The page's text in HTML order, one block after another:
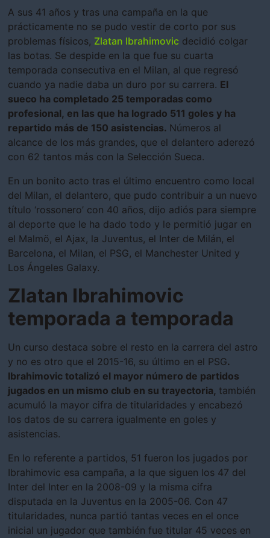
A sus 41 años y tras una campaña en la que
prácticamente no se pudo vestir de corto por sus
problemas físicos, Zlatan Ibrahimovic decidió colgar
las botas. Se despide en la que fue su cuarta
temporada consecutiva en el Milan, al que regresó
cuando ya nadie daba un duro por su carrera. El
sueco ha completado 25 temporadas como
profesional, en las que ha logrado 511 goles y ha
repartido más de 150 asistencias. Números al
alcance de los más grandes, que el delantero aderezó
con 62 tantos más con la Selección Sueca.
En un bonito acto tras el último encuentro como local
del Milan, el delantero, que pudo contribuir a un nuevo
título ‘rossonero’ con 40 años, dijo adiós para siempre
al deporte que le ha dado todo y le permitió jugar en
el Malmö, el Ajax, la Juventus, el Inter de Milán, el
Barcelona, el Milan, el PSG, el Manchester United y
Los Ángeles Galaxy.
Zlatan Ibrahimovic
temporada a temporada
Un curso destaca sobre el resto en la carrera del astro
y no es otro que el 2015-16, su último en el PSG.
Ibrahimovic totalizó el mayor número de partidos
jugados en un mismo club en su trayectoria, también
acumuló la mayor cifra de titularidades y encabezó
los datos de su carrera igualmente en goles y
asistencias.
En lo referente a partidos, 51 fueron los jugados por
Ibrahimovic esa campaña, a la que siguen los 47 del
Inter del Inter en la 2008-09 y la misma cifra
disputada en la Juventus en la 2005-06. Con 47
titularidades, nunca partió tantas veces en el once
inicial un jugador que también fue titular 45 veces en